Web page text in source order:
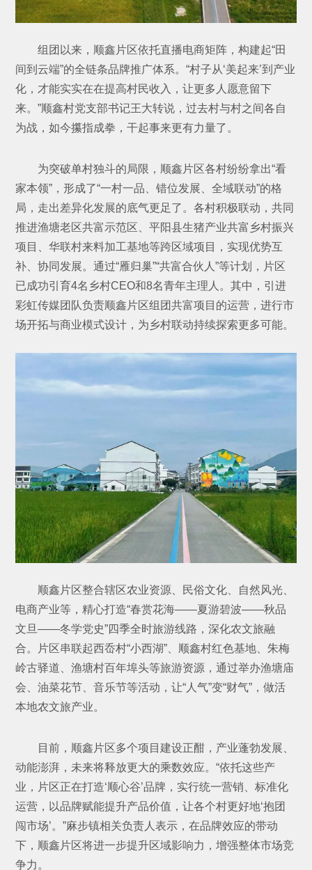
组团以来，顺鑫片区依托直播电商矩阵，构建起“田
间到云端”的全链条品牌推广体系。“村子从‘美起来’到产业
化，才能实实在在提高村民收入，让更多人愿意留下
来。”顺鑫村党支部书记王大转说，过去村与村之间各自
为战，如今攥指成拳，干起事来更有力量了。
为突破单村独斗的局限，顺鑫片区各村纷纷拿出“看
家本领”，形成了“一村一品、错位发展、全域联动”的格
局，走出差异化发展的底气更足了。各村积极联动，共同
推进渔塘老区共富示范区、平阳县生猪产业共富乡村振兴
项目、华联村来料加工基地等跨区域项目，实现优势互
补、协同发展。通过“雁归巢”“共富合伙人”等计划，片区
已成功引育4名乡村CEO和8名青年主理人。其中，引进
彩虹传媒团队负责顺鑫片区组团共富项目的运营，进行市
场开拓与商业模式设计，为乡村联动持续探索更多可能。
顺鑫片区整合辖区农业资源、民俗文化、自然风光、
电商产业等，精心打造“春赏花海——夏游碧波——秋品
文旦——冬学党史”四季全时旅游线路，深化农文旅融
合。片区串联起西岙村“小西湖”、顺鑫村红色基地、朱梅
岭古驿道、渔塘村百年埠头等旅游资源，通过举办渔塘庙
会、油菜花节、音乐节等活动，让“人气”变“财气”，做活
本地农文旅产业。
目前，顺鑫片区多个项目建设正酣，产业蓬勃发展、
动能澎湃，未来将释放更大的乘数效应。“依托这些产
业，片区正在打造‘顺心谷’品牌，实行统一营销、标准化
运营，以品牌赋能提升产品价值，让各个村更好地‘抱团
闯市场’。”麻步镇相关负责人表示，在品牌效应的带动
下，顺鑫片区将进一步提升区域影响力，增强整体市场竞
争力。